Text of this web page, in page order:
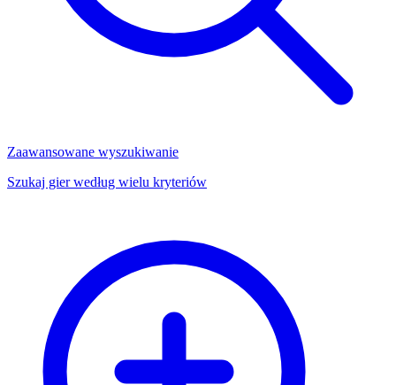
Zaawansowane wyszukiwanie
Szukaj gier według wielu kryteriów